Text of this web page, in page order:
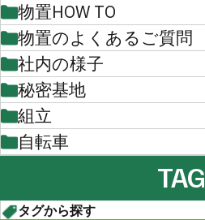
物置HOW TO
物置のよくあるご質問
社内の様子
秘密基地
組立
自転車
TAG
タグから探す